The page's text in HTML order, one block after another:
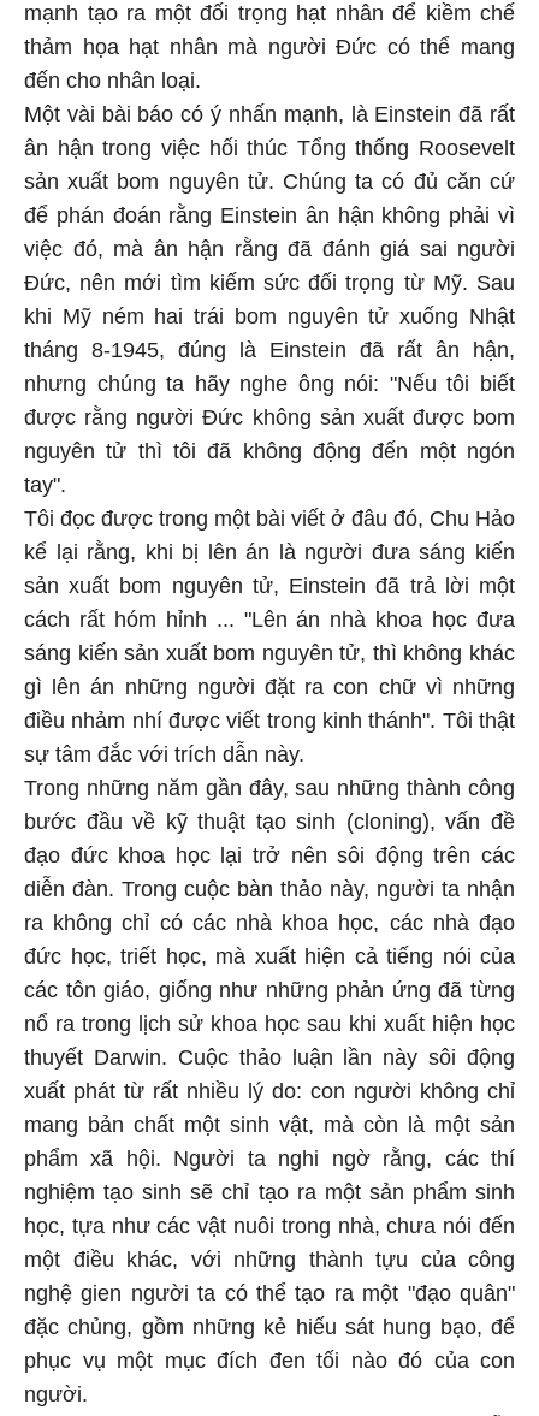
mạnh tạo ra một đối trọng hạt nhân để kiềm chế
thảm họa hạt nhân mà người Đức có thể mang
đến cho nhân loại.
Một vài bài báo có ý nhấn mạnh, là Einstein đã rất
ân hận trong việc hối thúc Tổng thống Roosevelt
sản xuất bom nguyên tử. Chúng ta có đủ căn cứ
để phán đoán rằng Einstein ân hận không phải vì
việc đó, mà ân hận rằng đã đánh giá sai người
Đức, nên mới tìm kiếm sức đối trọng từ Mỹ. Sau
khi Mỹ ném hai trái bom nguyên tử xuống Nhật
tháng 8-1945, đúng là Einstein đã rất ân hận,
nhưng chúng ta hãy nghe ông nói: "Nếu tôi biết
được rằng người Đức không sản xuất được bom
nguyên tử thì tôi đã không động đến một ngón
tay".
Tôi đọc được trong một bài viết ở đâu đó, Chu Hảo
kể lại rằng, khi bị lên án là người đưa sáng kiến
sản xuất bom nguyên tử, Einstein đã trả lời một
cách rất hóm hỉnh ... "Lên án nhà khoa học đưa
sáng kiến sản xuất bom nguyên tử, thì không khác
gì lên án những người đặt ra con chữ vì những
điều nhảm nhí được viết trong kinh thánh". Tôi thật
sự tâm đắc với trích dẫn này.
Trong những năm gần đây, sau những thành công
bước đầu về kỹ thuật tạo sinh (cloning), vấn đề
đạo đức khoa học lại trở nên sôi động trên các
diễn đàn. Trong cuộc bàn thảo này, người ta nhận
ra không chỉ có các nhà khoa học, các nhà đạo
đức học, triết học, mà xuất hiện cả tiếng nói của
các tôn giáo, giống như những phản ứng đã từng
nổ ra trong lịch sử khoa học sau khi xuất hiện học
thuyết Darwin. Cuộc thảo luận lần này sôi động
xuất phát từ rất nhiều lý do: con người không chỉ
mang bản chất một sinh vật, mà còn là một sản
phẩm xã hội. Người ta nghi ngờ rằng, các thí
nghiệm tạo sinh sẽ chỉ tạo ra một sản phẩm sinh
học, tựa như các vật nuôi trong nhà, chưa nói đến
một điều khác, với những thành tựu của công
nghệ gien người ta có thể tạo ra một "đạo quân"
đặc chủng, gồm những kẻ hiếu sát hung bạo, để
phục vụ một mục đích đen tối nào đó của con
người.